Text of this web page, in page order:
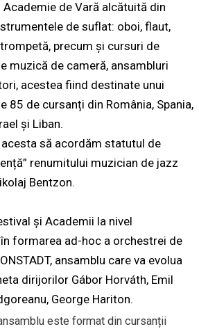
de Vară alcătuită din
de suflat: oboi, flaut,
precum și cursuri de
muzică de cameră, ansambluri
acestea fiind destinate unui
85 de cursanți din România, Spania,
și Liban.
să acordăm statutul de
renumitului muzician de jazz
Bentzon.
și Academii la nivel
formarea ad-hoc a orchestrei de
ansamblu care va evolua
dirijorilor Gábor Horváth, Emil
George Hariton.
este format din cursanții